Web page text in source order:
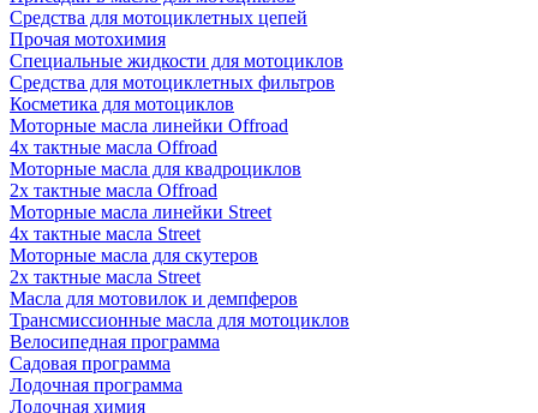
Средства для мотоциклетных цепей
Прочая мотохимия
Специальные жидкости для мотоциклов
Средства для мотоциклетных фильтров
Косметика для мотоциклов
Моторные масла линейки Offroad
4х тактные масла Offroad
Моторные масла для квадроциклов
2х тактные масла Offroad
Моторные масла линейки Street
4х тактные масла Street
Моторные масла для скутеров
2х тактные масла Street
Масла для мотовилок и демпферов
Трансмиссионные масла для мотоциклов
Велосипедная программа
Садовая программа
Лодочная программа
Лодочная химия